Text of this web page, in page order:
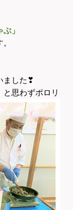
」
ました❣
と思わずポロリ